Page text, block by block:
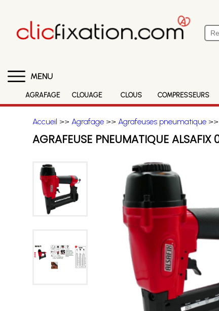
MENU
AGRAFAGE CLOUAGE CLOUS COMPRESSEURS
Accueil >> Agrafage>> Agrafeuses pneumatique>>
AGRAFEUSE PNEUMATIQUE